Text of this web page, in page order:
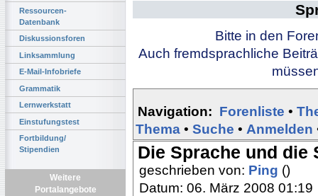
Ressourcen-
Datenbank
Diskussionsforen
Linksammlung
E-Mail-Infobriefe
Grammatik
Lernwerkstatt
Einstufungstest
Fortbildung/
Stipendien
Weitere
Portalangebote
Bitte in den
Auch fremdsprachliche
Navigation: Forenliste •
Thema • Suche • Anmelden
Die Sprache und die
geschrieben von: Ping ()
Datum: 06. März 2008 01:19